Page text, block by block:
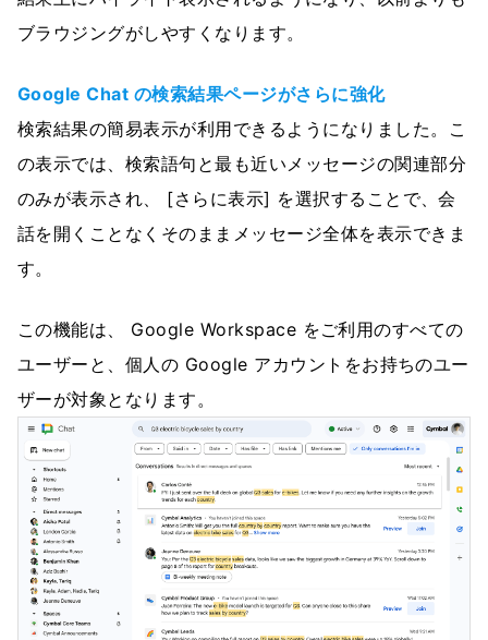
ブラウジングがしやすくなります。
Google Chat の検索結果ページがさらに強化
検索結果の簡易表示が利用できるようになりました。こ
の表示では、検索語句と最も近いメッセージの関連部分
のみが表示され、 [さらに表示] を選択することで、会
話を開くことなくそのままメッセージ全体を表示できま
す。
この機能は、 Google Workspace をご利用のすべての
ユーザーと、個人の Google アカウントをお持ちのユー
ザーが対象となります。